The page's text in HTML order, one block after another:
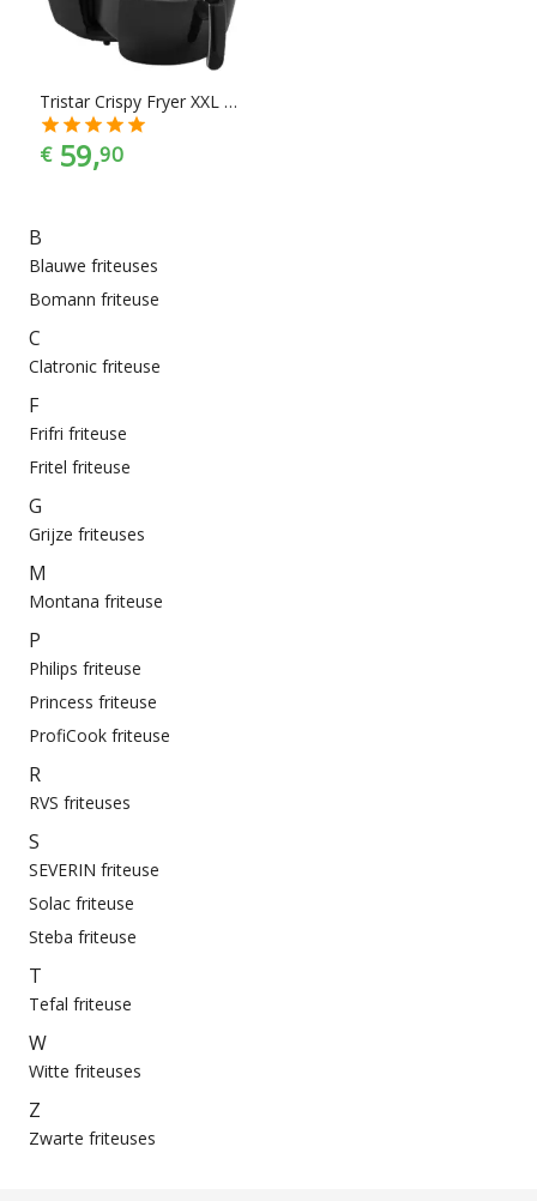
bij jouw keukeninrichting past. En met ook nog eens de juiste
merkselectie vind je makkelijk jouw favoriete merk.
Tristar Crispy Fryer XXL 5.2 L Hetelucht friteuse
€ 59,90
B
Blauwe friteuses
Bomann friteuse
C
Clatronic friteuse
F
Frifri friteuse
Fritel friteuse
G
Grijze friteuses
M
Montana friteuse
P
Philips friteuse
Princess friteuse
ProfiCook friteuse
R
RVS friteuses
S
SEVERIN friteuse
Solac friteuse
Steba friteuse
T
Tefal friteuse
W
Witte friteuses
Z
Zwarte friteuses